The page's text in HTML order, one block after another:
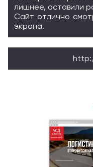
лишнее, оставили
Сайт отлично
экрана.